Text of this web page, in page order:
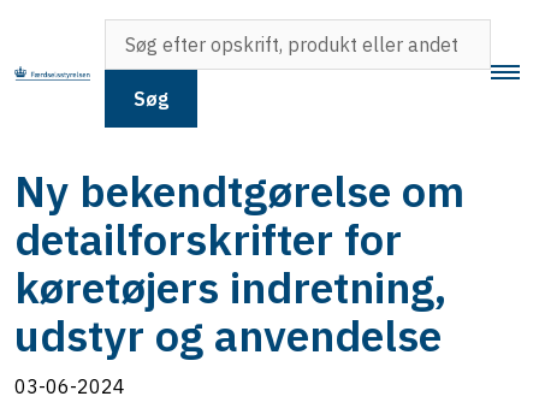
Søg
Ny bekendtgørelse om
detailforskrifter for
køretøjers indretning,
udstyr og anvendelse
03-06-2024